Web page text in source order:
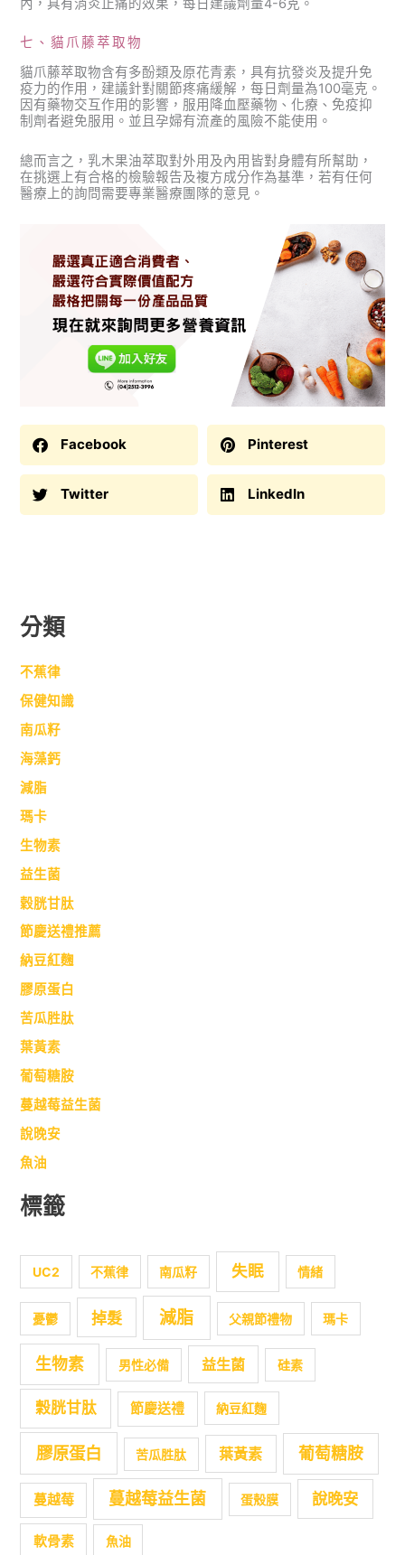
內，具有消炎止痛的效果，每日建議劑量4-6克。
七、貓爪藤萃取物
貓爪藤萃取物含有多酚類及原花青素，具有抗發炎及提升免
疫力的作用，建議針對關節疼痛緩解，每日劑量為100毫克。
因有藥物交互作用的影響，服用降血壓藥物、化療、免疫抑
制劑者避免服用。並且孕婦有流產的風險不能使用。
總而言之，乳木果油萃取對外用及內用皆對身體有所幫助，
在挑選上有合格的檢驗報告及複方成分作為基準，若有任何
醫療上的詢問需要專業醫療團隊的意見。
Facebook Pinterest
Twitter LinkedIn
分類
不蕉律
保健知識
南瓜籽
海藻鈣
減脂
瑪卡
生物素
益生菌
穀胱甘肽
節慶送禮推薦
納豆紅麴
膠原蛋白
苦瓜胜肽
葉黃素
葡萄糖胺
蔓越莓益生菌
說晚安
魚油
標籤
UC2 不蕉律 南瓜籽 失眠 情緒
憂鬱 掉髮 減脂 父親節禮物 瑪卡
生物素 男性必備 益生菌 硅素
穀胱甘肽 節慶送禮 納豆紅麴
膠原蛋白 苦瓜胜肽 葉黃素 葡萄糖胺
蔓越莓 蔓越莓益生菌 蛋殼膜 說晚安
軟骨素 魚油